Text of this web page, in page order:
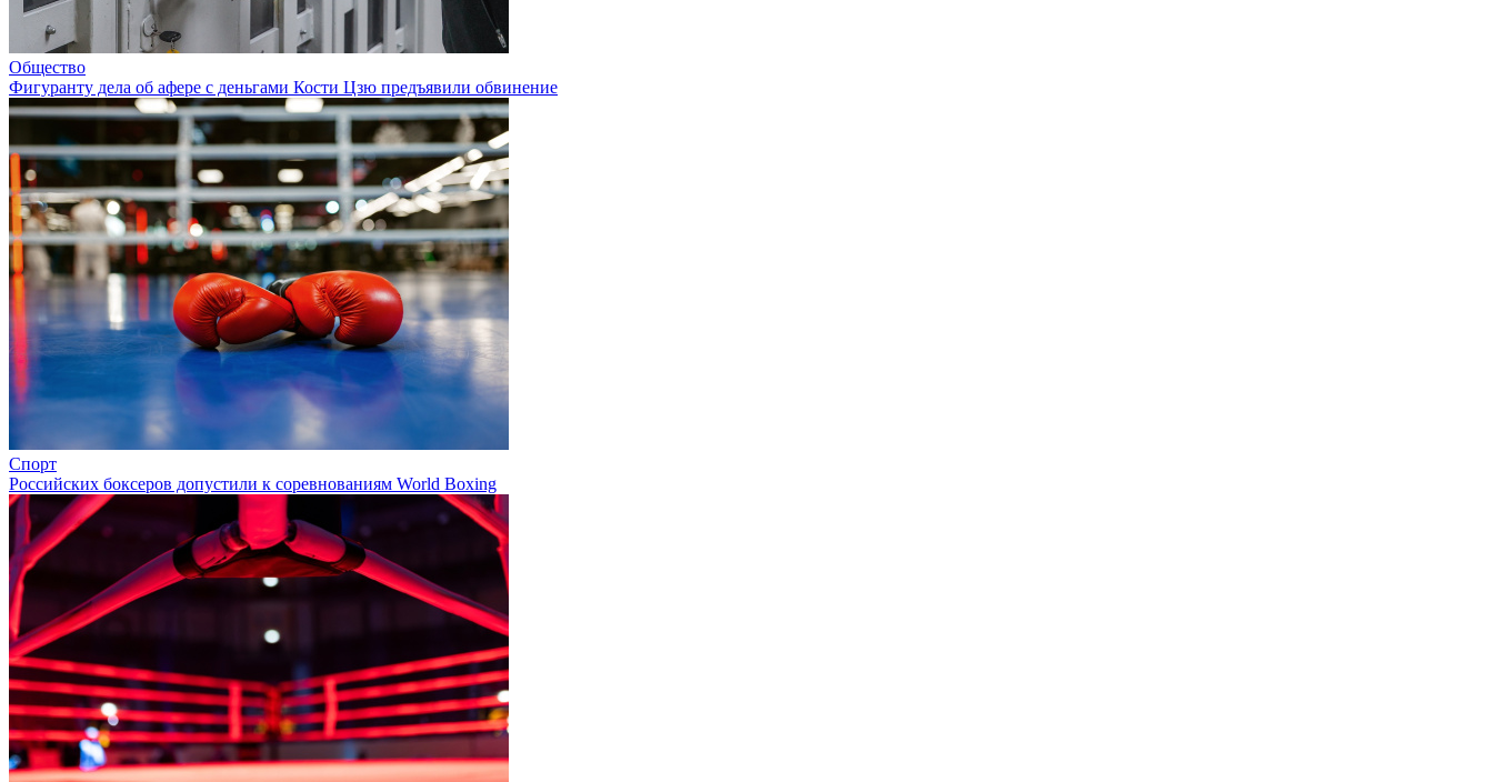
Общество
Фигуранту дела об афере с деньгами Кости Цзю предъявили обвинение
Спорт
Российских боксеров допустили к соревнованиям World Boxing